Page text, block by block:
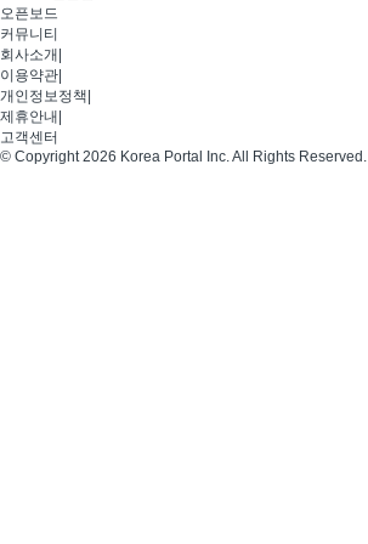
오픈보드
커뮤니티
회사소개
이용약관
개인정보정책
제휴안내
고객센터
© Copyright 2026 Korea Portal Inc. All Rights Reserved.